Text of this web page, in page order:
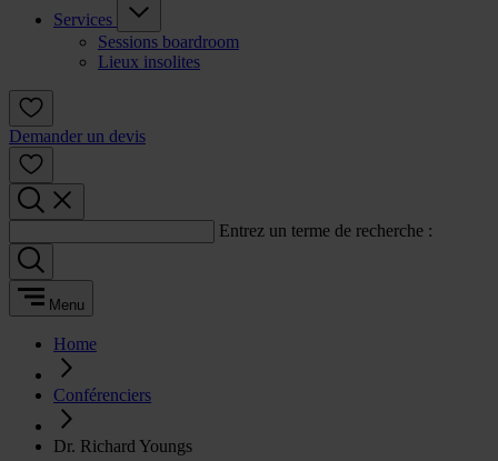
Services
Sessions boardroom
Lieux insolites
Demander un devis
Entrez un terme de recherche :
Menu
Home
Conférenciers
Dr. Richard Youngs